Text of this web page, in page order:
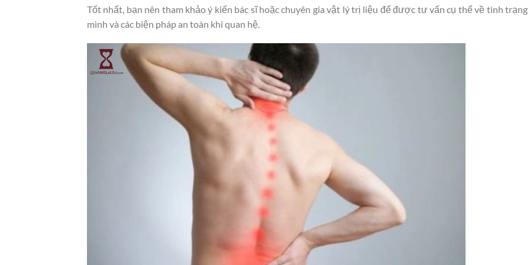
Tốt nhất, bạn nên tham khảo ý kiến bác sĩ hoặc chuyên gia vật lý trị liệu để được tư vấn cụ thể về tình trạng
mình và các biện pháp an toàn khi quan hệ.